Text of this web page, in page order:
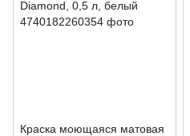
Краска моющаяся матовая